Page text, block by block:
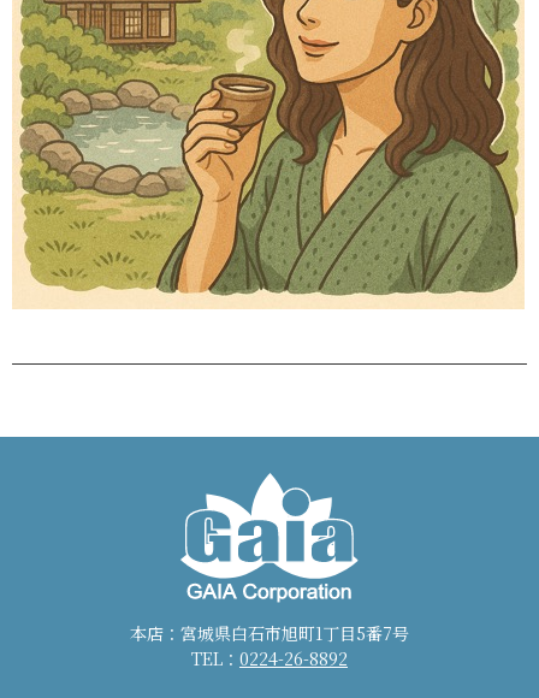
本店：宮城県白石市旭町1丁目5番7号
TEL： 0224-26-8892